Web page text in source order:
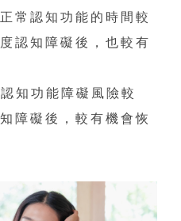
常認知功能的時間較
認知障礙後，也較有
知功能障礙風險較
障礙後，較有機會恢